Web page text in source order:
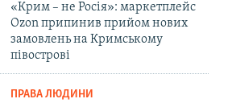
«Крим – не Росія»: маркетплейс
Ozon припинив прийом нових
замовлень на Кримському
півострові
ПРАВА ЛЮДИНИ